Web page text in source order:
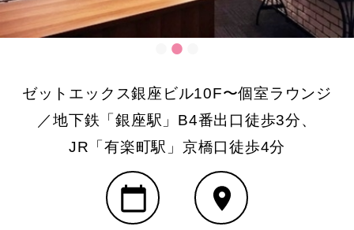
ゼットエックス銀座ビル10F〜個室ラウンジ
／地下鉄「銀座駅」B4番出口徒歩3分、
JR「有楽町駅」京橋口徒歩4分